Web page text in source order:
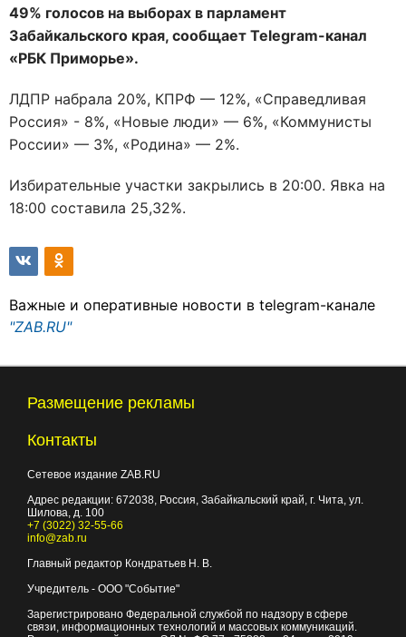
49% голосов на выборах в парламент
Забайкальского края, сообщает Telegram-канал
«РБК Приморье».
ЛДПР набрала 20%, КПРФ — 12%, «Справедливая
Россия» - 8%, «Новые люди» — 6%, «Коммунисты
России» — 3%, «Родина» — 2%.
Избирательные участки закрылись в 20:00. Явка на
18:00 составила 25,32%.
Важные и оперативные новости в telegram-канале
"ZAB.RU"
Размещение рекламы
Контакты
Сетевое издание ZAB.RU
Адрес редакции: 672038 , Россия, Забайкальский край, г. Чита ул.
Шилова, д. 100
+7 (3022) 32-55-66
info@zab.ru
Главный редактор Кондратьев Н. В.
Учредитель - ООО "Событие"
Зарегистрировано Федеральной службой по надзору в сфере
связи, информационных технологий и массовых коммуникаций.